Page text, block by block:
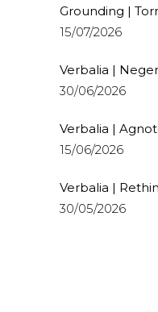
Grounding |
15/07/2026
Verbalia |
30/06/2026
Verbalia |
15/06/2026
Verbalia |
30/05/2026